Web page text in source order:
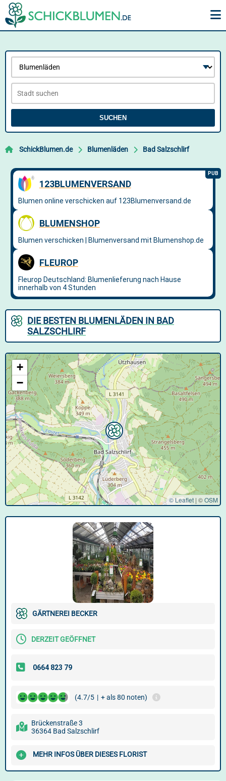
SUCHEN
SchickBlumen.de Blumenläden Bad Salzschlirf
DIE BESTEN BLUMENLÄDEN IN BAD
SALZSCHLIRF
+
−
© Leaflet | ©OSM
GÄRTNEREI BECKER
DERZEIT GEÖFFNET
(4.7/5 | + als 80 noten)
Brückenstraße 3
36364 Bad Salzschlirf
MEHR INFOS ÜBER DIESES FLORIST